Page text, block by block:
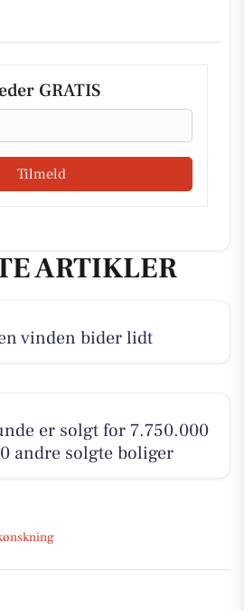
GRATIS
Tilmeld
ARTIKLER
vinden bider lidt
er solgt for 7.750.000
andre solgte boliger